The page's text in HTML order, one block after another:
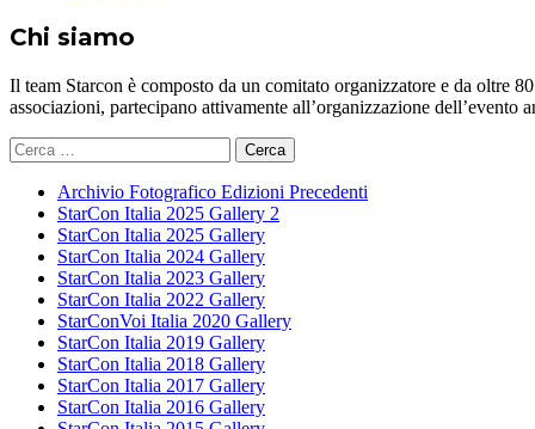
Chi siamo
Il team Starcon è composto da un comitato organizzatore e da oltre
associazioni, partecipano attivamente all’organizzazione
Ricerca
per:
Archivio Fotografico Edizioni Precedenti
StarCon Italia 2025 Gallery 2
StarCon Italia 2025 Gallery
StarCon Italia 2024 Gallery
StarCon Italia 2023 Gallery
StarCon Italia 2022 Gallery
StarConVoi Italia 2020 Gallery
StarCon Italia 2019 Gallery
StarCon Italia 2018 Gallery
StarCon Italia 2017 Gallery
StarCon Italia 2016 Gallery